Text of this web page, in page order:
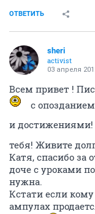
ОТВЕТИТЬ
sheri
activist
03 апреля
Всем привет !
с
и достижениями!
тебя! Живите
Катя, спасибо за
доче с уроками
нужна.
Кстати если
ампулах